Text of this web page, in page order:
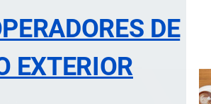
DE
EXTERIOR
DE CONTENIDOS